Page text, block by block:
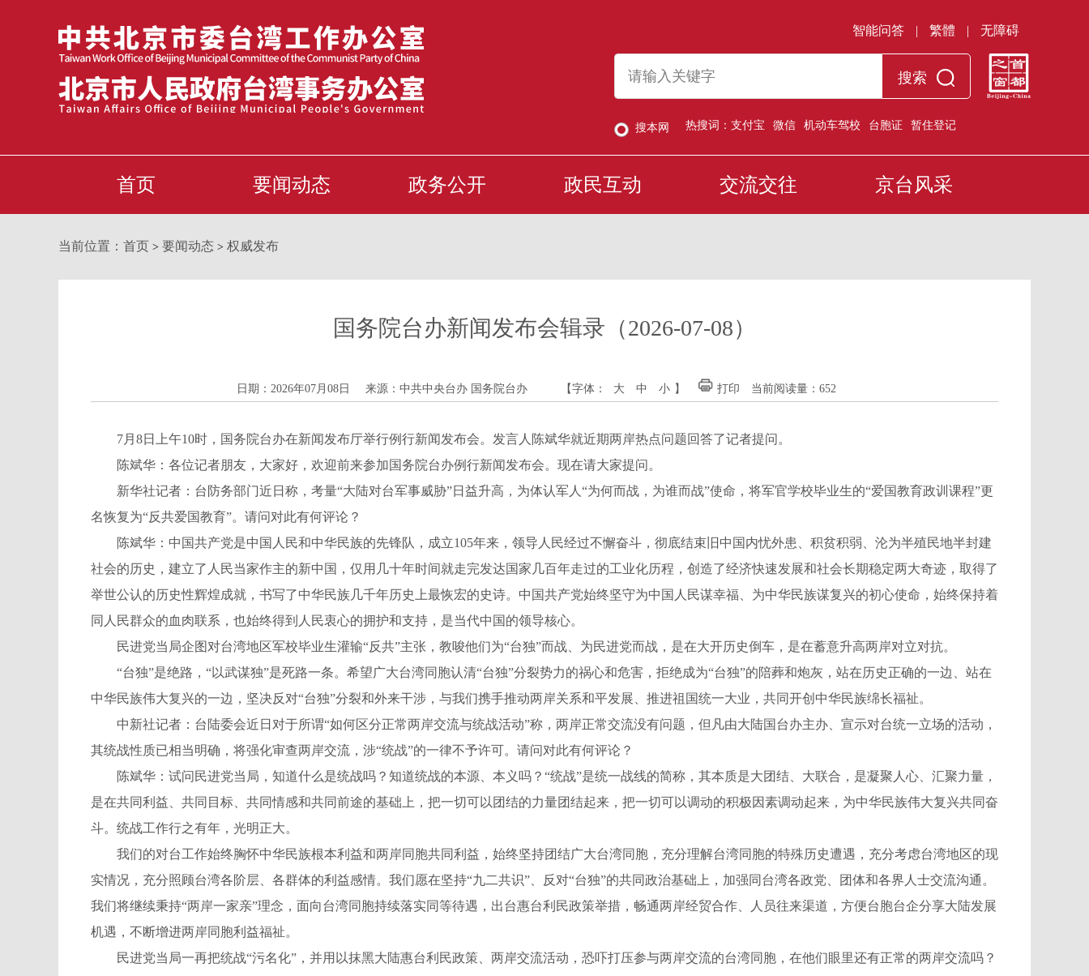
无障碍
|
繁體
|
智能问答
搜索
搜本网 热搜词： 支付宝 微信 机动车驾校 台胞证 暂住登记
首页 要闻动态 政务公开 政民互动 交流交往 京台风采
当前位置： 首页 > 要闻动态 > 权威发布
国务院台办新闻发布会辑录（2026-07-08）
日期：2026年07月08日 来源：中共中央台办 国务院台办 【字体： 大 中 小 】 打印 当前阅读量： 652
7月8日上午10时，国务院台办在新闻发布厅举行例行新闻发布会。发言人陈斌华就近期两岸热点问题回答了记者提问。
陈斌华：各位记者朋友，大家好，欢迎前来参加国务院台办例行新闻发布会。现在请大家提问。
新华社记者：台防务部门近日称，考量“大陆对台军事威胁”日益升高，为体认军人“为何而战，为谁而战”使命，将军官学校毕业生的“爱国教育政训课程”更
名恢复为“反共爱国教育”。请问对此有何评论？
陈斌华：中国共产党是中国人民和中华民族的先锋队，成立105年来，领导人民经过不懈奋斗，彻底结束旧中国内忧外患、积贫积弱、沦为半殖民地半封建
社会的历史，建立了人民当家作主的新中国，仅用几十年时间就走完发达国家几百年走过的工业化历程，创造了经济快速发展和社会长期稳定两大奇迹，取得了
举世公认的历史性辉煌成就，书写了中华民族几千年历史上最恢宏的史诗。中国共产党始终坚守为中国人民谋幸福、为中华民族谋复兴的初心使命，始终保持着
同人民群众的血肉联系，也始终得到人民衷心的拥护和支持，是当代中国的领导核心。
民进党当局企图对台湾地区军校毕业生灌输“反共”主张，教唆他们为“台独”而战、为民进党而战，是在大开历史倒车，是在蓄意升高两岸对立对抗。
“台独”是绝路，“以武谋独”是死路一条。希望广大台湾同胞认清“台独”分裂势力的祸心和危害，拒绝成为“台独”的陪葬和炮灰，站在历史正确的一边、站在
中华民族伟大复兴的一边，坚决反对“台独”分裂和外来干涉，与我们携手推动两岸关系和平发展、推进祖国统一大业，共同开创中华民族绵长福祉。
中新社记者：台陆委会近日对于所谓“如何区分正常两岸交流与统战活动”称，两岸正常交流没有问题，但凡由大陆国台办主办、宣示对台统一立场的活动，
其统战性质已相当明确，将强化审查两岸交流，涉“统战”的一律不予许可。请问对此有何评论？
陈斌华：试问民进党当局，知道什么是统战吗？知道统战的本源、本义吗？“统战”是统一战线的简称，其本质是大团结、大联合，是凝聚人心、汇聚力量，
是在共同利益、共同目标、共同情感和共同前途的基础上，把一切可以团结的力量团结起来，把一切可以调动的积极因素调动起来，为中华民族伟大复兴共同奋
斗。统战工作行之有年，光明正大。
我们的对台工作始终胸怀中华民族根本利益和两岸同胞共同利益，始终坚持团结广大台湾同胞，充分理解台湾同胞的特殊历史遭遇，充分考虑台湾地区的现
实情况，充分照顾台湾各阶层、各群体的利益感情。我们愿在坚持“九二共识”、反对“台独”的共同政治基础上，加强同台湾各政党、团体和各界人士交流沟通。
我们将继续秉持“两岸一家亲”理念，面向台湾同胞持续落实同等待遇，出台惠台利民政策举措，畅通两岸经贸合作、人员往来渠道，方便台胞台企分享大陆发展
机遇，不断增进两岸同胞利益福祉。
民进党当局一再把统战“污名化”，并用以抹黑大陆惠台利民政策、两岸交流活动，恐吓打压参与两岸交流的台湾同胞，在他们眼里还有正常的两岸交流吗？